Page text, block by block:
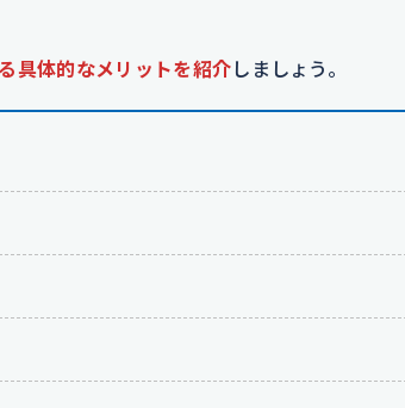
具体的なメリットを紹介 しましょう。